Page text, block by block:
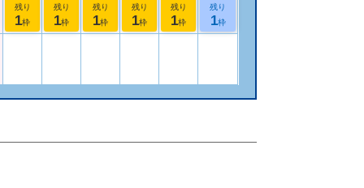
残り
1枠
残り
1枠
残り
1枠
残り
1枠
残り
1枠
残り
1枠